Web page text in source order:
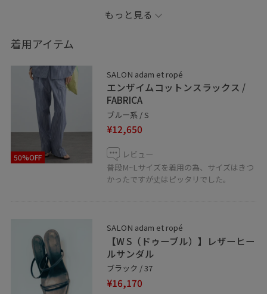
また、サングラスは現在吉祥寺で開催中のポップアップ
IZIPIZIのものです。
夏らしいサングラスを取り入れるだけで、自然とリゾー
ト感が出ますよ♪
−−−−−−−−−−−−−−−−−−☆☆☆IZIPIZI POPUP☆☆☆−−−−−
−−−−−−−−−−−−−
SALON adam et ropé アトレ吉祥寺店 4/25（土）〜
5/17（日）まで開催中です！
パリ発のカラフルなレンズやラウンドフレーム、調光レ
ンズなどポップで夏らしいアイテムが勢揃い☆
Information
※記載のないものは私物です。
※撮影場所やライティング、お使いのモニター環境によ
って色の見え方が異なる場合がございます。
もっと見る
着用アイテム
50%OFF
SALON adam et ropé
エンザイムコットンスラックス /
FABRICA
ブルー系 / S
¥12,650
レビュー
普段М~Lサイズを着用の為、サイズはきつ
かったですが丈はピッタリでした。
SALON adam et ropé
【W S（ドゥーブル）】レザーヒー
ルサンダル
ブラック / 37
¥16,170